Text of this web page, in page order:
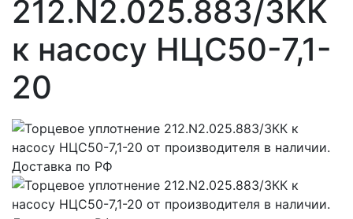
212.N2.025.883/3КК
к насосу НЦС50-7,1-
20